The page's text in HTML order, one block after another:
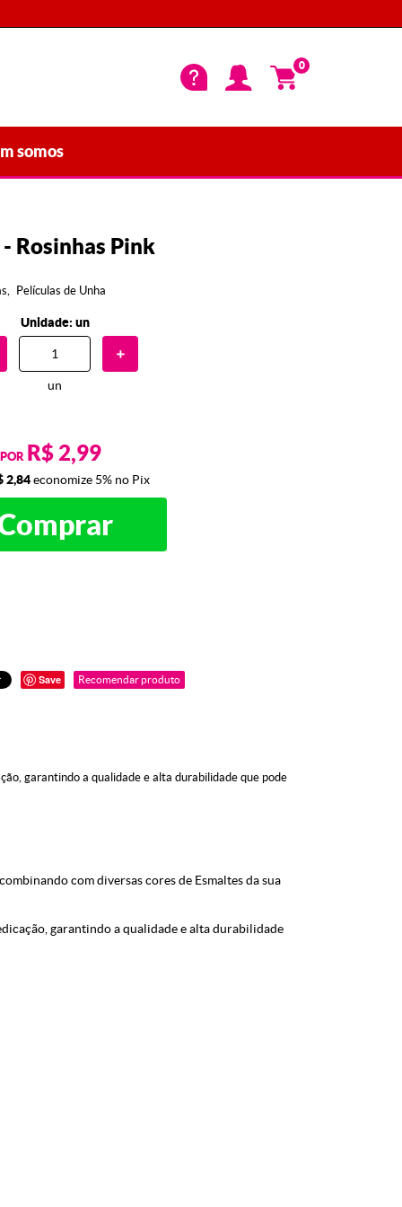
0
somos
Rosinhas Pink
Películas de Unha
Unidade: un
un
POR R$ 2,99
2,84economize 5% no Pix
Save Recomendar produto
garantindo a qualidade e alta durabilidade que pode
com diversas cores de Esmaltes da sua
garantindo a qualidade e alta durabilidade